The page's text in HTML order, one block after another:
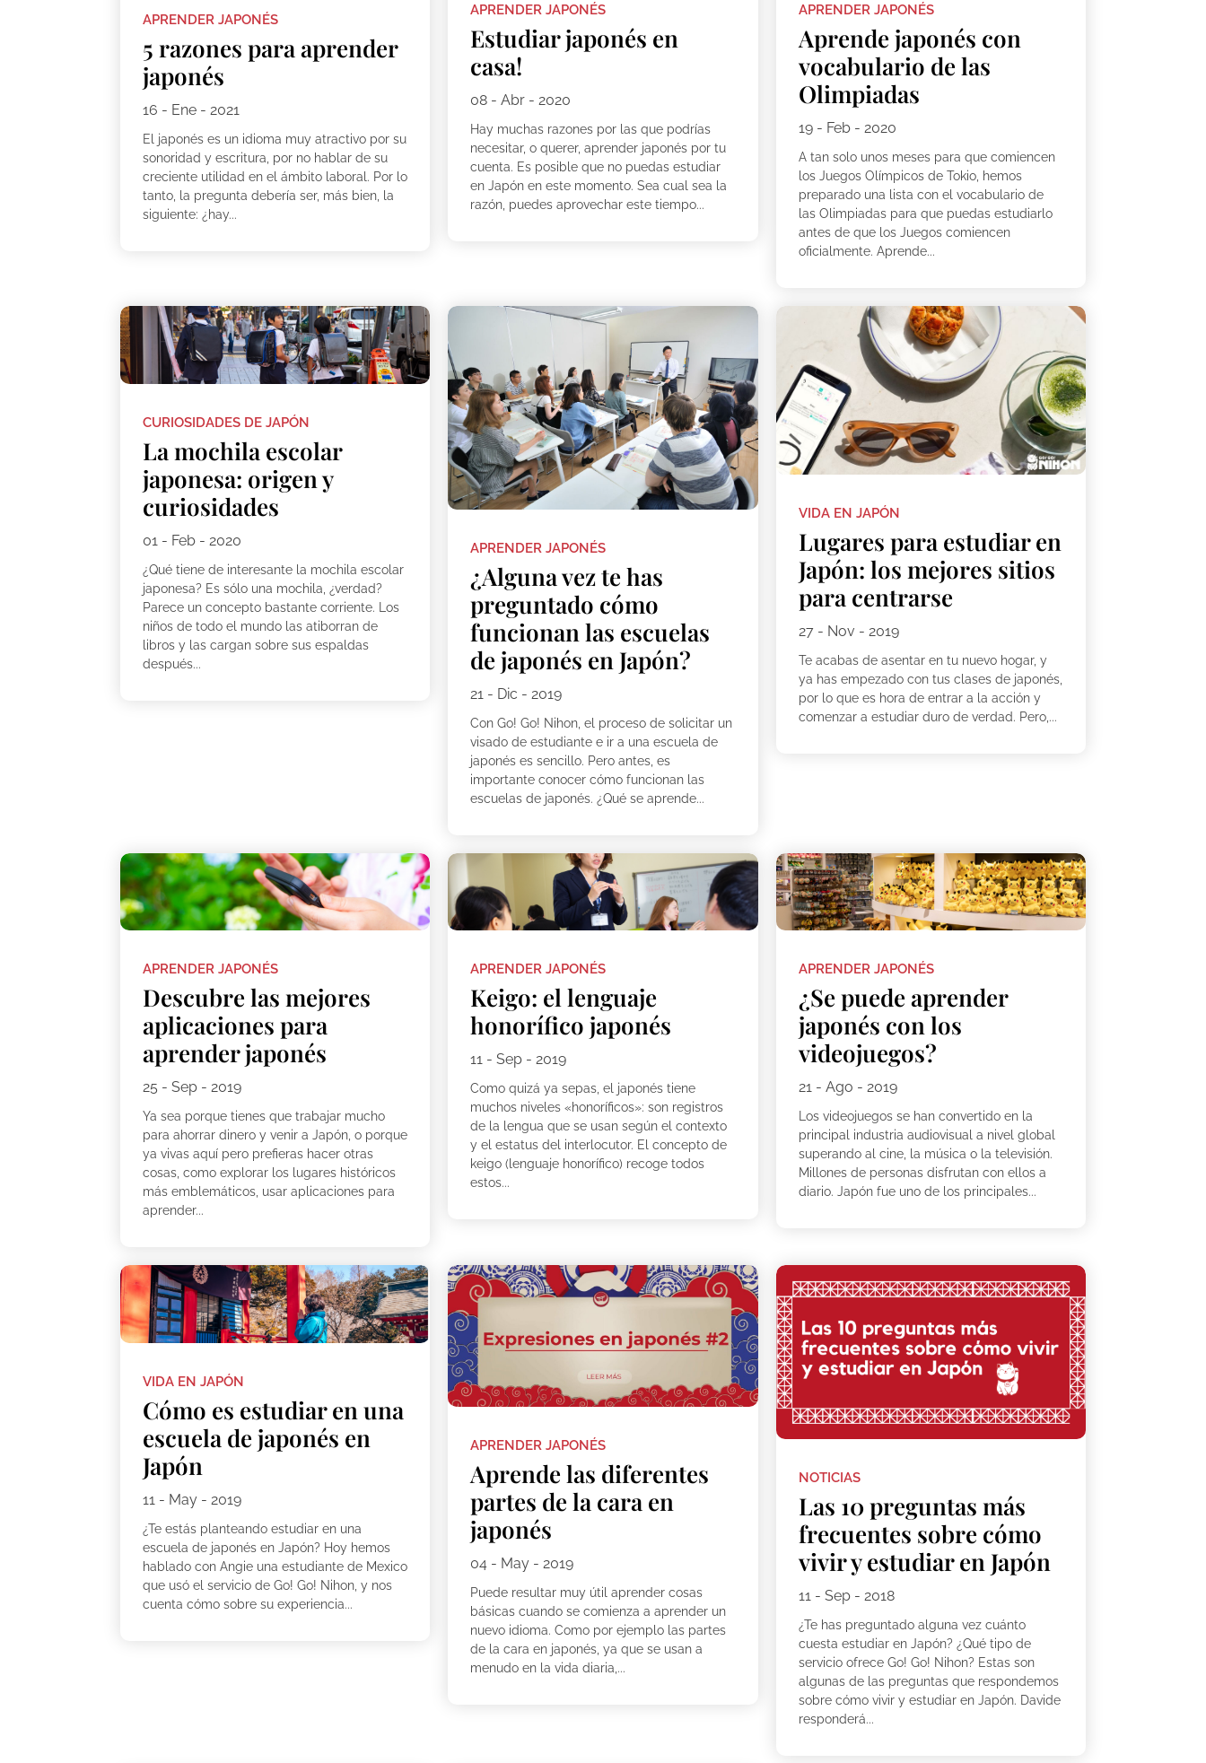
APRENDER JAPONÉS
5 razones para aprender
japonés
16 - Ene - 2021
El japonés es un idioma muy atractivo por su
sonoridad y escritura, por no hablar de su
creciente utilidad en el ámbito laboral. Por lo
tanto, la pregunta debería ser, más bien, la
siguiente: ¿hay...
APRENDER JAPONÉS
Estudiar japonés en
casa!
08 - Abr - 2020
Hay muchas razones por las que podrías
necesitar, o querer, aprender japonés por tu
cuenta. Es posible que no puedas estudiar
en Japón en este momento. Sea cual sea la
razón, puedes aprovechar este tiempo...
APRENDER JAPONÉS
Aprende japonés con
vocabulario de las
Olimpiadas
19 - Feb - 2020
A tan solo unos meses para que comiencen
los Juegos Olímpicos de Tokio, hemos
preparado una lista con el vocabulario de
las Olimpiadas para que puedas estudiarlo
antes de que los Juegos comiencen
oficialmente. Aprende...
CURIOSIDADES DE JAPÓN
La mochila escolar
japonesa: origen y
curiosidades
01 - Feb - 2020
¿Qué tiene de interesante la mochila escolar
japonesa? Es sólo una mochila, ¿verdad?
Parece un concepto bastante corriente. Los
niños de todo el mundo las atiborran de
libros y las cargan sobre sus espaldas
después...
APRENDER JAPONÉS
¿Alguna vez te has
preguntado cómo
funcionan las escuelas
de japonés en Japón?
21 - Dic - 2019
Con Go! Go! Nihon, el proceso de solicitar un
visado de estudiante e ir a una escuela de
japonés es sencillo. Pero antes, es
importante conocer cómo funcionan las
escuelas de japonés. ¿Qué se aprende...
VIDA EN JAPÓN
Lugares para estudiar en
Japón: los mejores sitios
para centrarse
27 - Nov - 2019
Te acabas de asentar en tu nuevo hogar, y
ya has empezado con tus clases de japonés,
por lo que es hora de entrar a la acción y
comenzar a estudiar duro de verdad. Pero,...
APRENDER JAPONÉS
Descubre las mejores
aplicaciones para
aprender japonés
25 - Sep - 2019
Ya sea porque tienes que trabajar mucho
para ahorrar dinero y venir a Japón, o porque
ya vivas aquí pero prefieras hacer otras
cosas, como explorar los lugares históricos
más emblemáticos, usar aplicaciones para
aprender...
APRENDER JAPONÉS
Keigo: el lenguaje
honorífico japonés
11 - Sep - 2019
Como quizá ya sepas, el japonés tiene
muchos niveles «honoríficos»: son registros
de la lengua que se usan según el contexto
y el estatus del interlocutor. El concepto de
keigo (lenguaje honorífico) recoge todos
estos...
APRENDER JAPONÉS
¿Se puede aprender
japonés con los
videojuegos?
21 - Ago - 2019
Los videojuegos se han convertido en la
principal industria audiovisual a nivel global
superando al cine, la música o la televisión.
Millones de personas disfrutan con ellos a
diario. Japón fue uno de los principales...
VIDA EN JAPÓN
Cómo es estudiar en una
escuela de japonés en
Japón
11 - May - 2019
¿Te estás planteando estudiar en una
escuela de japonés en Japón? Hoy hemos
hablado con Angie una estudiante de Mexico
que usó el servicio de Go! Go! Nihon, y nos
cuenta cómo sobre su experiencia...
APRENDER JAPONÉS
Aprende las diferentes
partes de la cara en
japonés
04 - May - 2019
Puede resultar muy útil aprender cosas
básicas cuando se comienza a aprender un
nuevo idioma. Como por ejemplo las partes
de la cara en japonés, ya que se usan a
menudo en la vida diaria,...
NOTICIAS
Las 10 preguntas más
frecuentes sobre cómo
vivir y estudiar en Japón
11 - Sep - 2018
¿Te has preguntado alguna vez cuánto
cuesta estudiar en Japón? ¿Qué tipo de
servicio ofrece Go! Go! Nihon? Estas son
algunas de las preguntas que respondemos
sobre cómo vivir y estudiar en Japón. Davide
responderá...